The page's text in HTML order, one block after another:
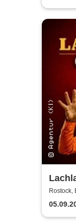
The
Rostock,
Rostock